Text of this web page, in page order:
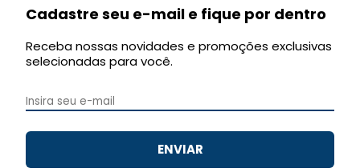
Cadastre seu e-mail e fique por dentro
Receba nossas novidades e promoções exclusivas
selecionadas para você.
ENVIAR